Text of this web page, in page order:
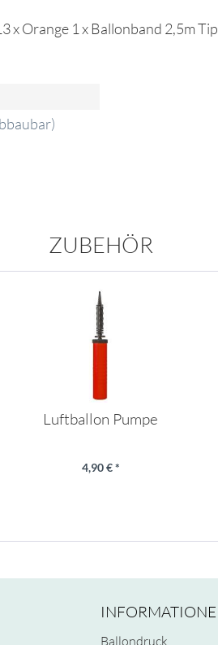
x Orange 1 x Ballonband 2,5m
ZUBEHÖR
Luftballon Pumpe
4,90 € *
Ballondruck